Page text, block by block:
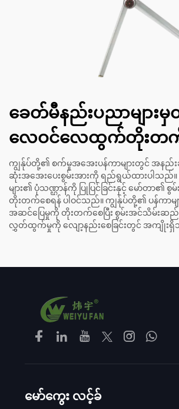
ခေတ်မီနည်းပညာများ
လေဝင်လေထွက်တိုးတ
ကျွန်ုပ်တို့၏ စက်မှုအအေးပန်ကာများတွင် အနည်းဆုံ
ဆုံးအအေးပေးစွမ်းအားကို ရည်ရွယ်ထားပါသည်
များ၏ ပုံသဏ္ဌာန်ကို ပြုပြင်ခြင်းနှင့် မော်တာ၏
တိုးတက်စေရန် ပါဝင်သည်။ ကျွန်ုပ်တို့၏ ပန်ကာ
အဆင်ပြေမှုကို တိုးတက်စေပြီး စွမ်းအင်သိမ်းဆည်
လွှတ်ထွက်မှုကို လျော့နည်းစေခြင်းတွင် အကျိုး
မော်ကွေး လင့်ခ်